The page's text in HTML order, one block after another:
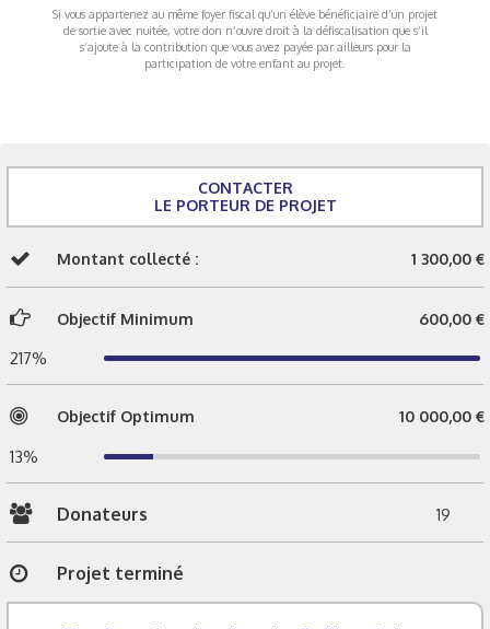
Si vous appartenez au même foyer fiscal qu’un élève bénéficiaire d’un projet
de sortie avec nuitée, votre don n’ouvre droit à la défiscalisation que s’il
s’ajoute à la contribution que vous avez payée par ailleurs pour la
participation de votre enfant au projet.
CONTACTER
LE PORTEUR DE PROJET
Montant collecté : 1 300,00 €
Objectif Minimum 600,00 €
217%
Objectif Optimum 10 000,00 €
13%
Donateurs 19
Projet terminé